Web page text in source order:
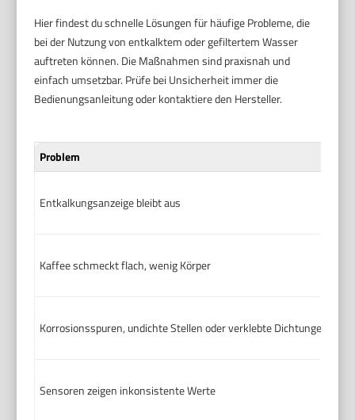
Hier findest du schnelle Lösungen für häufige Probleme, die
bei der Nutzung von entkalktem oder gefiltertem Wasser
auftreten können. Die Maßnahmen sind praxisnah und
einfach umsetzbar. Prüfe bei Unsicherheit immer die
Bedienungsanleitung oder kontaktiere den Hersteller.
Problem
Entkalkungsanzeige bleibt aus
Kaffee schmeckt flach, wenig Körper
Korrosionsspuren, undichte Stellen oder verklebte Dichtungen
Sensoren zeigen inkonsistente Werte